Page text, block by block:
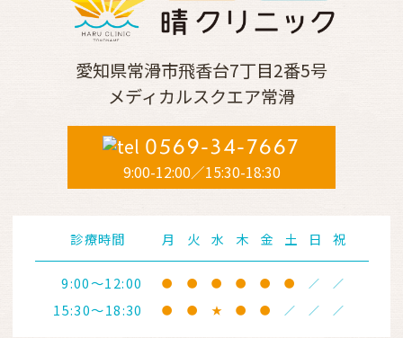
愛知県常滑市飛香台7丁目2番5号
メディカルスクエア常滑
0569-34-7667
9:00-12:00／15:30-18:30
診療時間 月 火 水 木 金 土 日 祝
9:00～12:00 ● ● ● ● ● ● ／ ／
15:30～18:30 ● ● ★ ● ● ／ ／ ／